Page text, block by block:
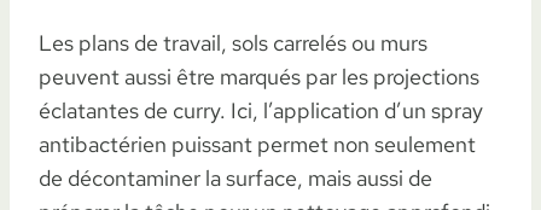
Les plans de travail, sols carrelés ou murs
peuvent aussi être marqués par les projections
éclatantes de curry. Ici, l’application d’un spray
antibactérien puissant permet non seulement
de décontaminer la surface, mais aussi de